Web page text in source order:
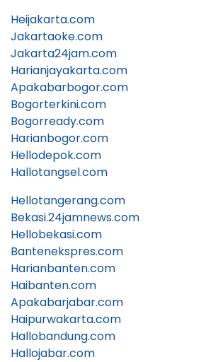
Heijakarta.com
Jakartaoke.com
Jakarta24jam.com
Harianjayakarta.com
Apakabarbogor.com
Bogorterkini.com
Bogorready.com
Harianbogor.com
Hellodepok.com
Hallotangsel.com
Hellotangerang.com
Bekasi.24jamnews.com
Hellobekasi.com
Bantenekspres.com
Harianbanten.com
Haibanten.com
Apakabarjabar.com
Haipurwakarta.com
Hallobandung.com
Hallojabar.com